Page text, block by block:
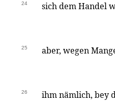
24 sich dem Handel
25 aber, wegen
26 ihm nämlich, bey